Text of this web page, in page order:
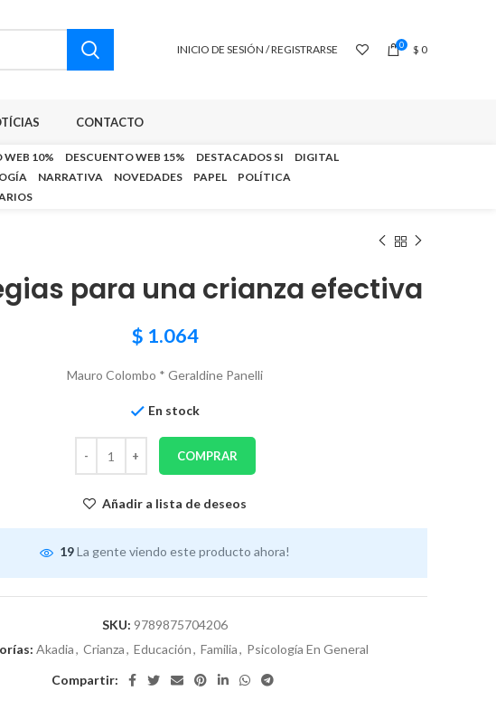
INICIO DE SESIÓN / REGISTRARSE 0 $ 0
CONTACTO
WEB 10% DESCUENTO WEB 15% DESTACADOS SI
DIGITAL
NARRATIVA NOVEDADES PAPEL
POLÍTICA
para una crianza efectiva
$ 1.064
Mauro Colombo * Geraldine Panelli
En stock
COMPRAR
Añadir a lista de deseos
19La gente viendo este producto ahora!
SKU: 9789875704206
Akadia, Crianza, Educación, Familia, Psicología En General
Compartir: